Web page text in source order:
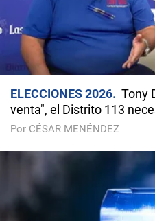
ELECCIONES 2026
Tony
venta", el Distrito 113
Por CÉSAR MENÉNDEZ